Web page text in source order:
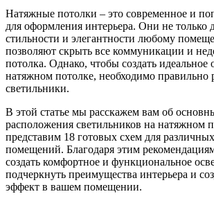
Натяжные потолки – это современное и
для оформления интерьера. Они не только
стильности и элегантности любому
позволяют скрыть все коммуникации и
потолка. Однако, чтобы создать идеальное
натяжном потолке, необходимо правильно
светильники.
В этой статье мы расскажем вам об
расположения светильников на натяжном
представим 18 готовых схем для
помещений. Благодаря этим
создать комфортное и функциональное
подчеркнуть преимущества интерьера и
эффект в вашем помещении.